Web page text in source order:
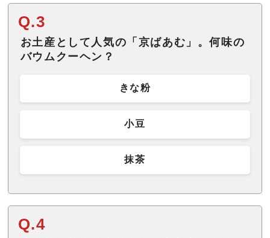
Q.3
お土産として人気の「京ばあむ」。何味の
バウムクーヘン？
きな粉
小豆
抹茶
Q.4